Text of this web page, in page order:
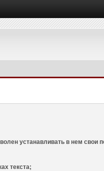
волен устанавливать в нем
текста;